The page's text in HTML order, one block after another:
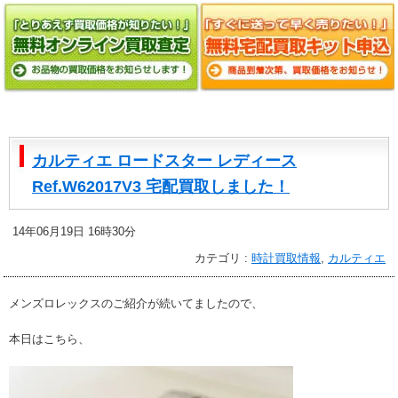
カルティエ ロードスター レディース
Ref.W62017V3 宅配買取しました！
14年06月19日 16時30分
カテゴリ : 時計買取情報, カルティエ
メンズロレックスのご紹介が続いてましたので、
本日はこちら、